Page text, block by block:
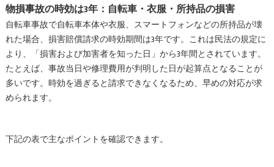
物損事故の時効は3年：自転車・衣服・所持品の損害
自転車事故で自転車本体や衣服、スマートフォンなどの所持品が壊
れた場合、損害賠償請求の時効期間は3年です。これは民法の規定に
より、「損害および加害者を知った日」から3年間とされています。
たとえば、事故当日や修理費用が判明した日が起算点となることが
多いです。時効を過ぎると請求できなくなるため、早めの対応が求
められます。
下記の表で主なポイントを確認できます。